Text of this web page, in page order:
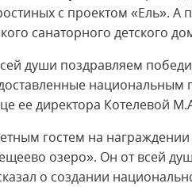
с проектом «Ель». А
санаторного детского
души поздравляем
национальным
ее директора Котелевой
гостем на
озеро». Он от всей
о создании